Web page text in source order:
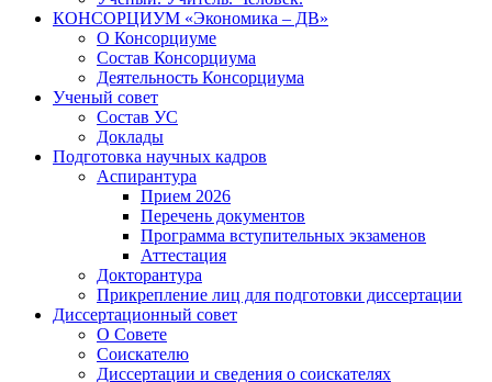
КОНСОРЦИУМ «Экономика – ДВ»
О Консорциуме
Состав Консорциума
Деятельность Консорциума
Ученый совет
Состав УС
Доклады
Подготовка научных кадров
Аспирантура
Прием 2026
Перечень документов
Программа вступительных экзаменов
Аттестация
Докторантура
Прикрепление лиц для подготовки диссертации
Диссертационный совет
О Совете
Соискателю
Диссертации и сведения о соискателях